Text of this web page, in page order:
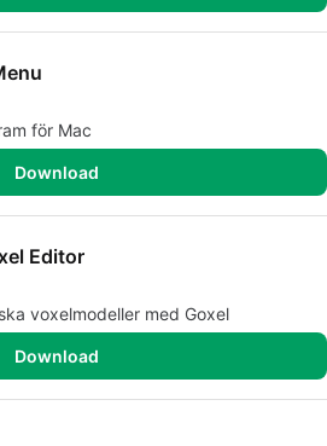
för Mac
Download
Editor
voxelmodeller med Goxel
Download